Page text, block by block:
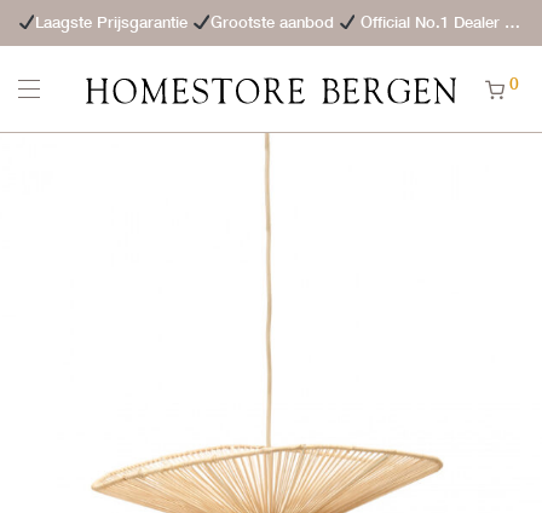
Laagste Prijsgarantie Grootste aanbod Official No.1 Dealer
0